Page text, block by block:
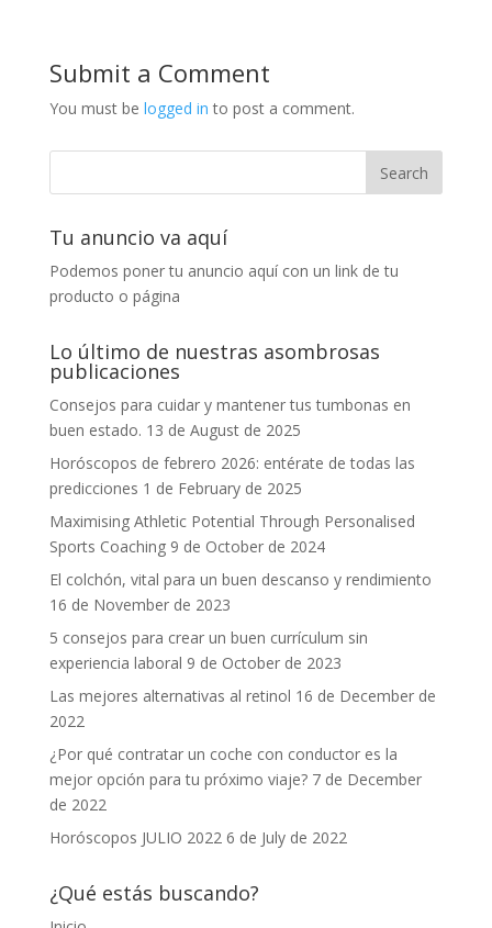
Submit a Comment
You must be logged in to post a comment.
Tu anuncio va aquí
Podemos poner tu anuncio aquí con un link de tu
producto o página
Lo último de nuestras asombrosas
publicaciones
Consejos para cuidar y mantener tus tumbonas en
buen estado. 13 de August de 2025
Horóscopos de febrero 2026: entérate de todas las
predicciones 1 de February de 2025
Maximising Athletic Potential Through Personalised
Sports Coaching 9 de October de 2024
El colchón, vital para un buen descanso y rendimiento
16 de November de 2023
5 consejos para crear un buen currículum sin
experiencia laboral 9 de October de 2023
Las mejores alternativas al retinol 16 de December de
2022
¿Por qué contratar un coche con conductor es la
mejor opción para tu próximo viaje? 7 de December
de 2022
Horóscopos JULIO 2022 6 de July de 2022
¿Qué estás buscando?